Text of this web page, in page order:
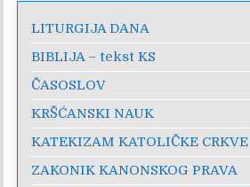
LITURGIJA DANA
BIBLIJA – tekst KS
ČASOSLOV
KRŠĆANSKI NAUK
KATEKIZAM KATOLIČKE CRKVE
ZAKONIK KANONSKOG PRAVA